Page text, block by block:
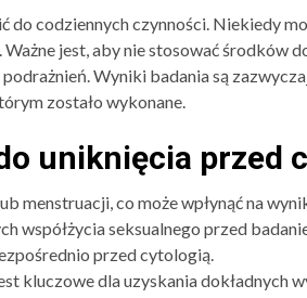
do codziennych czynności. Niekiedy
jest, aby nie stosować środków
Wyniki badania są
zostało wykonane.
uniknięcia przed
menstruacji, co może wpłynąć na
współżycia seksualnego przed
przed cytologią.
kluczowe dla uzyskania dokładnych